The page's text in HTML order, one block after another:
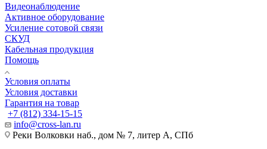
Видеонаблюдение
Активное оборудование
Усиление сотовой связи
СКУД
Кабельная продукция
Помощь
Условия оплаты
Условия доставки
Гарантия на товар
+7 (812) 334-15-15
info@cross-lan.ru
Реки Волковки наб., дом № 7, литер А, СПб